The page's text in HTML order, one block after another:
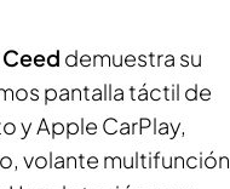
Ceed demuestra su
pantalla táctil de
y Apple CarPlay,
volante multifunción